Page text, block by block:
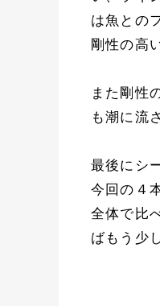
は魚との
剛性の高
また剛性
も潮に流
最後にシ
今回の４
全体で比
ばもう少